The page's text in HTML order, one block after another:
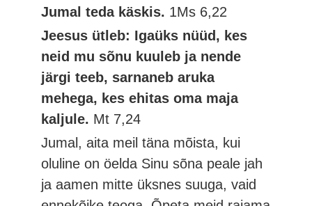
Jumal teda käskis. 1Ms 6,22
Jeesus ütleb: Igaüks nüüd, kes
neid mu sõnu kuuleb ja nende
järgi teeb, sarnaneb aruka
mehega, kes ehitas oma maja
kaljule. Mt 7,24
Jumal, aita meil täna mõista, kui
oluline on öelda Sinu sõna peale jah
ja aamen mitte üksnes suuga, vaid